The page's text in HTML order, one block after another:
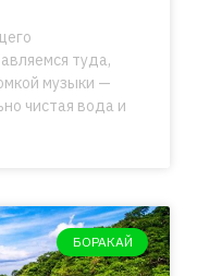
туда,
музыки —
чистая вода и
БОРАКАЙ